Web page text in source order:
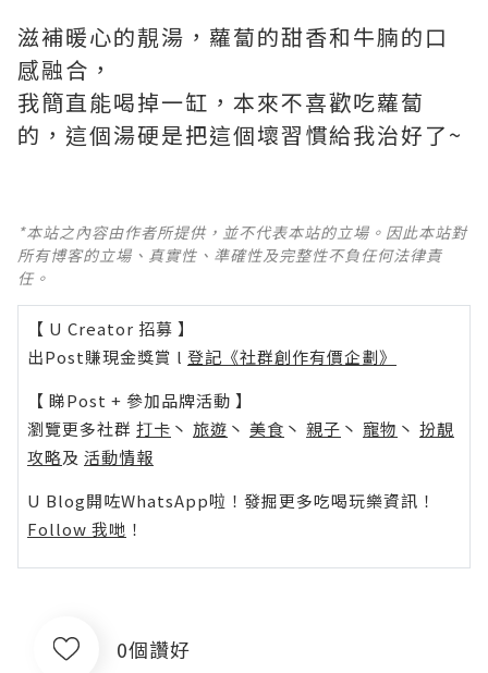
滋補暖心的靚湯，蘿蔔的甜香和牛腩的口
感融合，
我簡直能喝掉一缸，本來不喜歡吃蘿蔔
的，這個湯硬是把這個壞習慣給我治好了~ ​​​
*本站之內容由作者所提供，並不代表本站的立場。因此本站對
所有博客的立場、真實性、準確性及完整性不負任何法律責
任。
【 U Creator 招募 】
出Post賺現金獎賞 l 登記《社群創作有價企劃》
【 睇Post + 參加品牌活動 】
瀏覽更多社群 打卡 丶 旅遊 丶 美食 丶 親子 丶 寵物 丶 扮靚
攻略及 活動情報
U Blog開咗WhatsApp啦！發掘更多吃喝玩樂資訊！
Follow 我哋 ！
0個讚好